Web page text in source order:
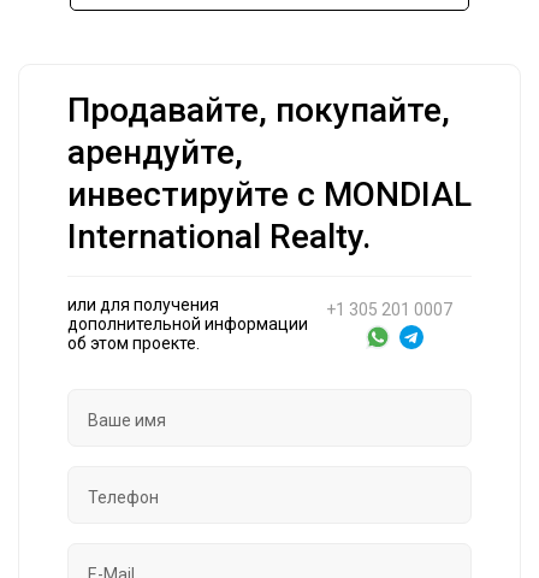
Продавайте, покупайте,
арендуйте,
инвестируйте с MONDIAL
International Realty.
или для получения
дополнительной информации
об этом проекте.
+1 305 201 0007